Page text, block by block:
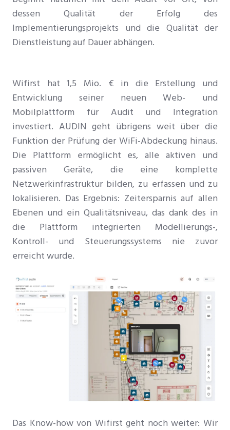
dessen Qualität der Erfolg des
Implementierungsprojekts und die Qualität der
Dienstleistung auf Dauer abhängen.
Wifirst hat 1,5 Mio. € in die Erstellung und
Entwicklung seiner neuen Web- und
Mobilplattform für Audit und Integration
investiert. AUDIN geht übrigens weit über die
Funktion der Prüfung der WiFi-Abdeckung hinaus.
Die Plattform ermöglicht es, alle aktiven und
passiven Geräte, die eine komplette
Netzwerkinfrastruktur bilden, zu erfassen und zu
lokalisieren. Das Ergebnis: Zeitersparnis auf allen
Ebenen und ein Qualitätsniveau, das dank des in
die Plattform integrierten Modellierungs-,
Kontroll- und Steuerungssystems nie zuvor
erreicht wurde.
Das Know-how von Wifirst geht noch weiter: Wir